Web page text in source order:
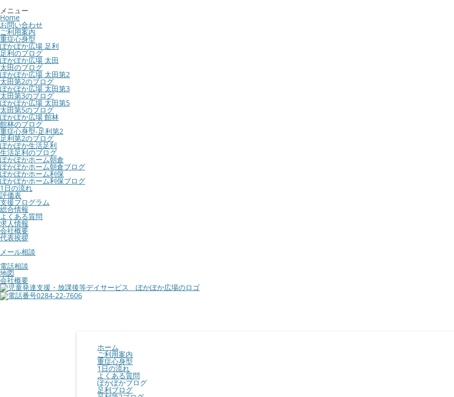
メニュー
Home
お問い合わせ
ご利用案内
重症心身型
ぽかぽか広場 足利
足利のブログ
ぽかぽか広場 太田
太田のブログ
ぽかぽか広場 太田第2
太田第2のブログ
ぽかぽか広場 太田第3
太田第3のブログ
ぽかぽか広場 太田第5
太田第5のブログ
ぽかぽか広場 館林
館林のブログ
重症心身型-足利第2
足利第2のブログ
ぽかぽか生活足利
生活足利のブログ
ぽかぽかホーム朝倉
ぽかぽかホーム朝倉ブログ
ぽかぽかホーム利保
ぽかぽかホーム利保ブログ
1日の流れ
評価表
支援プログラム
総合情報
よくある質問
求人情報
会社概要
代表挨拶
メール相談
電話相談
地図
会社概要
ホーム
ご利用案内
重症心身型
1日の流れ
よくある質問
ぽかぽかブログ
足利ブログ